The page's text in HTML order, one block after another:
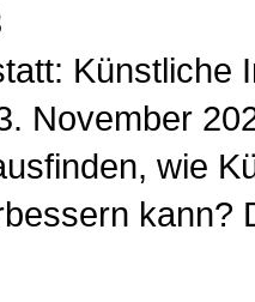
Künstliche
November
wie
kann?